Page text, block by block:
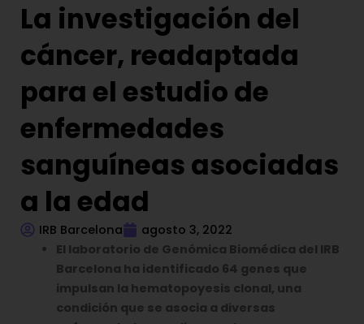
La investigación del
cáncer, readaptada
para el estudio de
enfermedades
sanguíneas asociadas
a la edad
IRB Barcelona
agosto 3, 2022
El laboratorio de Genómica Biomédica del IRB
Barcelona ha identificado 64 genes que
impulsan la hematopoyesis clonal, una
condición que se asocia a diversas